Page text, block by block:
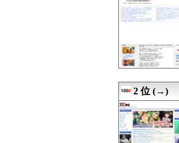
08/07 05:39
08/07 05:35
08/07 05:32
08/07 05:32
08/07 05:25
08/07 05:22
08/07 05:18
08/07 05:15
08/07 05:12
08/07 05:10
2 位 (→)